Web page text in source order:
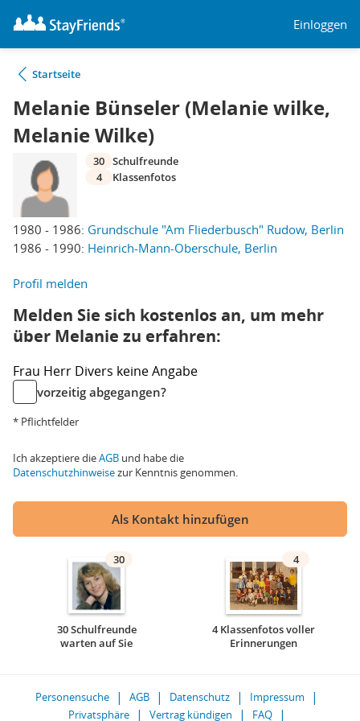
Einloggen
Startseite
Melanie Bünseler (Melanie wilke,
Melanie Wilke)
1980 - 1986: Grundschule "Am Fliederbusch" Rudow, Berlin
1986 - 1990: Heinrich-Mann-Oberschule, Berlin
30 Schulfreunde
4
Klassenfotos
Profil melden
Melden Sie sich kostenlos an, um mehr
über Melanie zu erfahren:
Frau Herr Divers keine Angabe
vorzeitig abgegangen?
* Pflichtfelder
Ich akzeptiere dieAGB und habe die
Datenschutzhinweisezur Kenntnis genommen.
Als Kontakt hinzufügen
30
30 Schulfreunde
warten auf Sie
4
4 Klassenfotos voller
Erinnerungen
Personensuche AGB Datenschutz
Impressum
Privatsphäre
Vertrag kündigen FAQ